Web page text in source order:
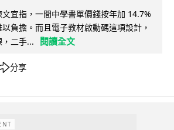
宜指，一間中學書單價錢按年加 14.7%
負擔。而且電子教材啟動碼這項設計，
二手...
閱讀全文
分享